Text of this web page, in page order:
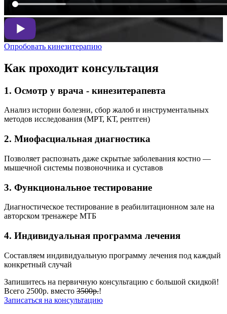
Опробовать кинезитерапию
Как проходит консультация
1. Осмотр у врача - кинезитерапевта
Анализ истории болезни, сбор жалоб и инструментальных
методов исследования (МРТ, КТ, рентген)
2. Миофасциальная диагностика
Позволяет распознать даже скрытые заболевания костно —
мышечной системы позвоночника и суставов
3. Функциональное тестирование
Диагностическое тестирование в реабилитационном зале на
авторском тренажере МТБ
4. Индивидуальная программа лечения
Составляем индивидуальную программу лечения под каждый
конкретный случай
Запишитесь на первичную консультацию с большой скидкой!
Всего 2500р. вместо 3500р.!
Записаться на консультацию